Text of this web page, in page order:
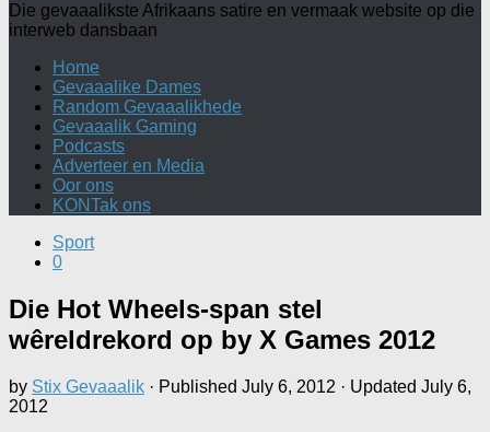
Die gevaaalikste Afrikaans satire en vermaak website op die
interweb dansbaan
Home
Gevaaalike Dames
Random Gevaaalikhede
Gevaaalik Gaming
Podcasts
Adverteer en Media
Oor ons
KONTak ons
Sport
0
Die Hot Wheels-span stel
wêreldrekord op by X Games 2012
by Stix Gevaaalik · Published July 6, 2012 · Updated July 6,
2012